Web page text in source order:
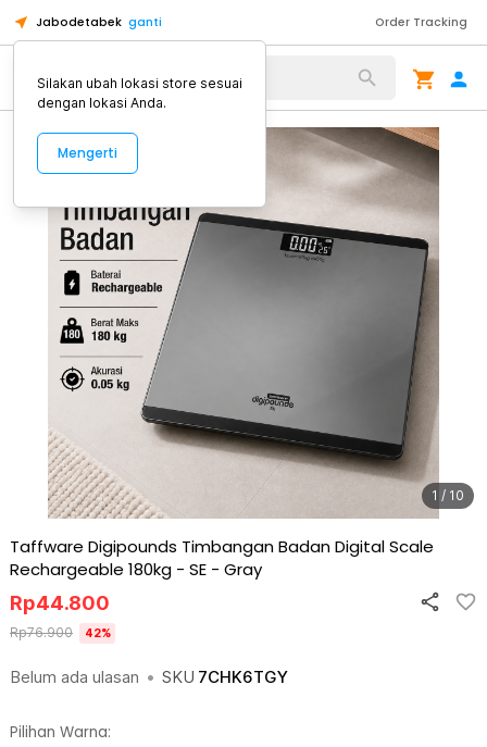
Jabodetabek ganti Order Tracking
Alat Kopi
1 / 10
Taffware Digipounds Timbangan Badan Digital Scale
Rechargeable 180kg - SE - Gray
Belum ada ulasan • SKU 7CHK6TGY
Rp44.800
Rp76.900 42%
Pilihan Warna:
Silakan ubah lokasi store sesuai
dengan lokasi Anda.
Mengerti